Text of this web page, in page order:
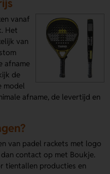
vanaf
Het
van
afname
de
model
afname, de levertijd en
van padel rackets met logo
contact op met Boukje.
tientallen producties en